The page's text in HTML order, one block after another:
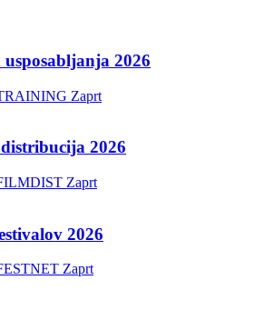
2026
Zaprt
2026
Zaprt
2026
Zaprt